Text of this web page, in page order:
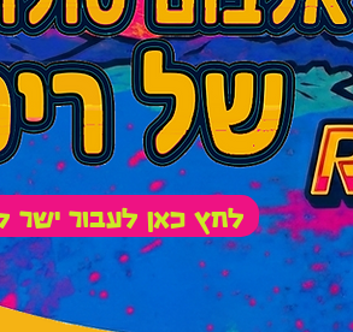
לחץ כאן לעבור ישר